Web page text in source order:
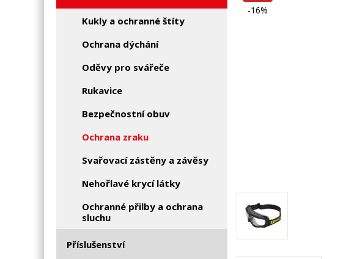
Kukly a ochranné štíty
Ochrana dýchání
Oděvy pro svářeče
Rukavice
Bezpečnostní obuv
Ochrana zraku
Svařovací zástěny a závěsy
Nehořlavé krycí látky
Ochranné přilby a ochrana
sluchu
Příslušenství
-16%